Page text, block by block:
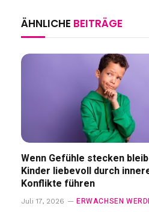
ÄHNLICHE BEITRÄGE
Wenn Gefühle stecken
Kinder liebevoll durch
Konflikte führen
Juli 17, 2026 ERWACHSEN